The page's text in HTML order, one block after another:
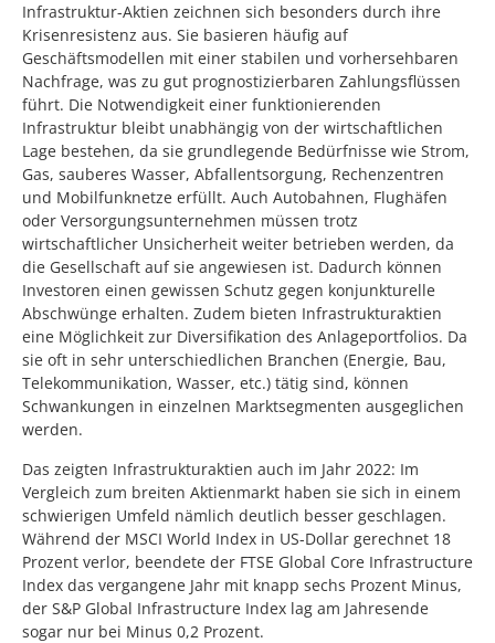
Infrastruktur-Aktien zeichnen sich besonders durch ihre
Krisenresistenz aus. Sie basieren häufig auf
Geschäftsmodellen mit einer stabilen und vorhersehbaren
Nachfrage, was zu gut prognostizierbaren Zahlungsflüssen
führt. Die Notwendigkeit einer funktionierenden
Infrastruktur bleibt unabhängig von der wirtschaftlichen
Lage bestehen, da sie grundlegende Bedürfnisse wie Strom,
Gas, sauberes Wasser, Abfallentsorgung, Rechenzentren
und Mobilfunknetze erfüllt. Auch Autobahnen, Flughäfen
oder Versorgungsunternehmen müssen trotz
wirtschaftlicher Unsicherheit weiter betrieben werden, da
die Gesellschaft auf sie angewiesen ist. Dadurch können
Investoren einen gewissen Schutz gegen konjunkturelle
Abschwünge erhalten. Zudem bieten Infrastrukturaktien
eine Möglichkeit zur Diversifikation des Anlageportfolios. Da
sie oft in sehr unterschiedlichen Branchen (Energie, Bau,
Telekommunikation, Wasser, etc.) tätig sind, können
Schwankungen in einzelnen Marktsegmenten ausgeglichen
werden.
Das zeigten Infrastrukturaktien auch im Jahr 2022: Im
Vergleich zum breiten Aktienmarkt haben sie sich in einem
schwierigen Umfeld nämlich deutlich besser geschlagen.
Während der MSCI World Index in US-Dollar gerechnet 18
Prozent verlor, beendete der FTSE Global Core Infrastructure
Index das vergangene Jahr mit knapp sechs Prozent Minus,
der S&P Global Infrastructure Index lag am Jahresende
sogar nur bei Minus 0,2 Prozent.